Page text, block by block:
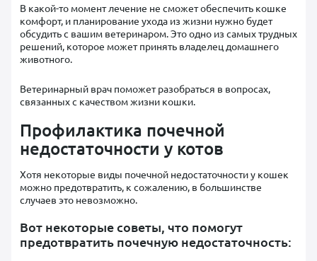
В какой-то момент лечение не сможет обеспечить кошке
комфорт, и планирование ухода из жизни нужно будет
обсудить с вашим ветеринаром. Это одно из самых трудных
решений, которое может принять владелец домашнего
животного.
Ветеринарный врач поможет разобраться в вопросах,
связанных с качеством жизни кошки.
Профилактика почечной
недостаточности у котов
Хотя некоторые виды почечной недостаточности у кошек
можно предотвратить, к сожалению, в большинстве
случаев это невозможно.
Вот некоторые советы, что помогут
предотвратить почечную недостаточность: